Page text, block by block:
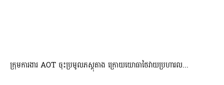
ក្រុមការងារ AOT ចុះប្រមូលភស្តុតាង ក្រោយយោធាថៃវាយប្រហារល...